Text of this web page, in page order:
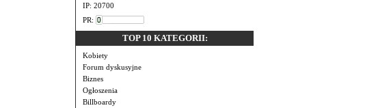
IP: 20700
PR:
TOP 10 KATEGORII:
Kobiety
Forum dyskusyjne
Biznes
Ogłoszenia
Billboardy